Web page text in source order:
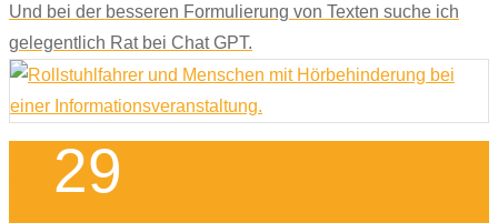
Und bei der besseren Formulierung von Texten suche ich
gelegentlich Rat bei Chat GPT.
29